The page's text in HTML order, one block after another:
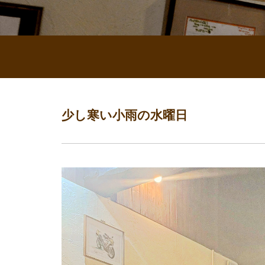
少し寒い小雨の水曜日